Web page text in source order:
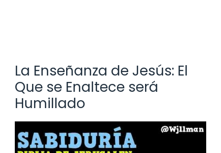
La Enseñanza de Jesús: El
Que se Enaltece será
Humillado